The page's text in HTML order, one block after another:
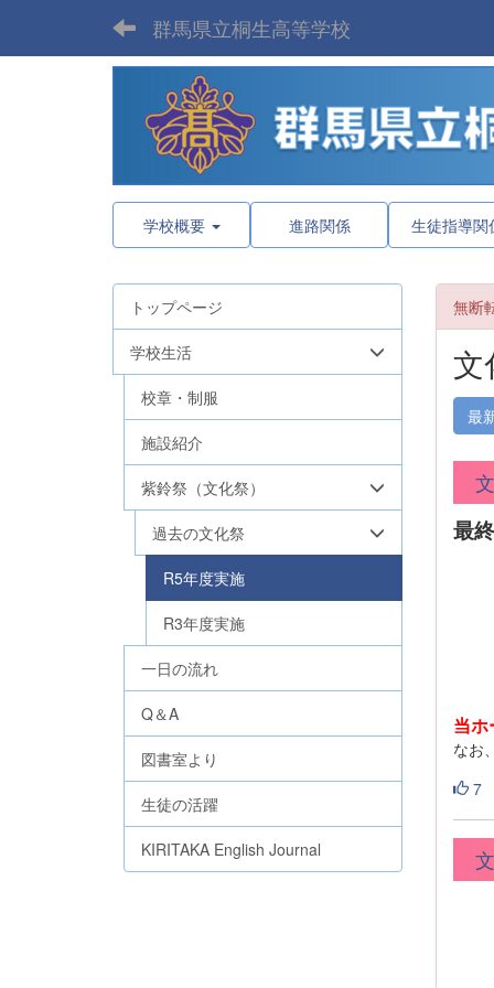
群馬県立桐生高等学校
学校概要 進路関係 生徒指導関
無断
文
最
最
当ホ
なお
7
トップページ
学校生活
校章・制服
施設紹介
紫鈴祭（文化祭）
過去の文化祭
R5年度実施
R3年度実施
一日の流れ
Q＆A
図書室より
生徒の活躍
KIRITAKA English Journal